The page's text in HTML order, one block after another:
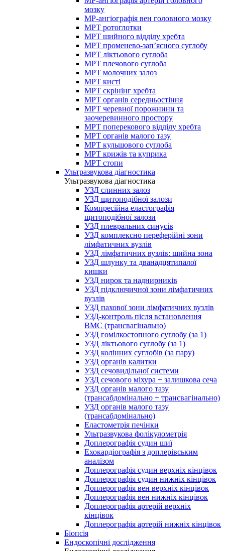
мозку
МР-ангіографія вен головного мозку
МРТ ротоглотки
МРТ шийного відділу хребта
МРТ променево-зап’ясного суглобу
МРТ ліктьового суглоба
МРТ плечового суглоба
МРТ молочних залоз
МРТ кисті
МРТ скрінінг хребта
МРТ органів середньостіння
МРТ черевної порожнини та
заочеревинного простору
МРТ поперекового відділу хребта
МРТ органів малого тазу
МРТ кульшового суглоба
МРТ крижів та куприка
МРТ стопи
Ультразвукова діагностика
Ультразвукова діагностика
УЗД слинних залоз
УЗД щитоподібної залози
Компресійна еластографія
щитоподібної залози
УЗД плевральних синусів
УЗД комплексно переферійні зони
лімфатичних вузлів
УЗД лімфатичних вузлів: шийна зона
УЗД шлунку та дванадцятипалої
кишки
УЗД нирок та наднирників
УЗД підключичної зони лімфатичних
вузлів
УЗД пахової зони лімфатичних вузлів
УЗД-контроль після встановлення
ВМС (трансвагінально)
УЗД гомілкостопного суглобу (за 1)
УЗД ліктьового суглобу (за 1)
УЗД колінних суглобів (за пару)
УЗД органів калитки
УЗД сечовидільної системи
УЗД сечового міхура + залишкова сеча
УЗД органів малого тазу
(трансабдомінально + трансвагінально)
УЗД органів малого тазу
(трансабдомінально)
Еластометрія печінки
Ультразвукова фолікулометрія
Доплерографія судин шиї
Ехокардіографія з доплерівським
аналізом
Доплерографія судин верхніх кінцівок
Доплерографія судин нижніх кінцівок
Доплерографія вен верхніх кінцівок
Доплерографія вен нижніх кінцівок
Доплерографія артерій верхніх
кінцівок
Доплерографія артерій нижніх кінцівок
Біопсія
Ендоскопічні дослідження